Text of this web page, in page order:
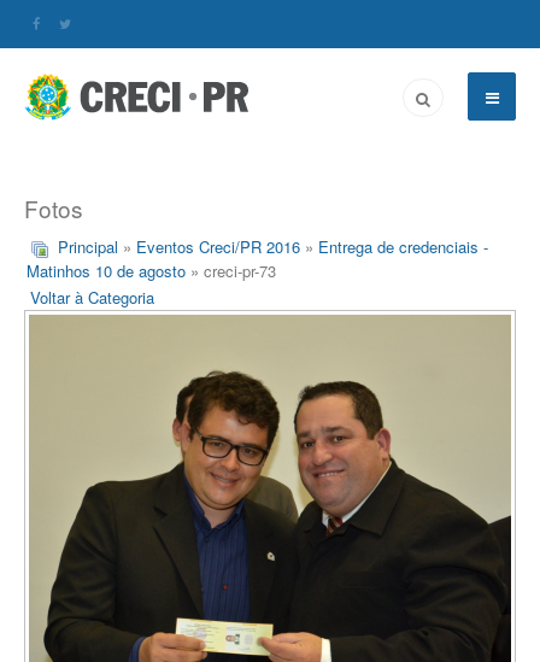
Fotos
Principal » Eventos Creci/PR 2016 » Entrega de credenciais -
Matinhos 10 de agosto » creci-pr-73
Voltar à Categoria